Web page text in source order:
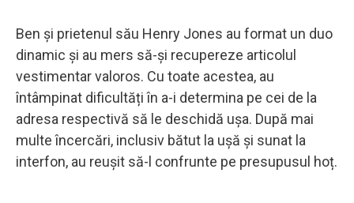
Ben și prietenul său Henry Jones au format un duo
dinamic și au mers să-și recupereze articolul
vestimentar valoros. Cu toate acestea, au
întâmpinat dificultăți în a-i determina pe cei de la
adresa respectivă să le deschidă ușa. După mai
multe încercări, inclusiv bătut la ușă și sunat la
interfon, au reușit să-l confrunte pe presupusul hoț.